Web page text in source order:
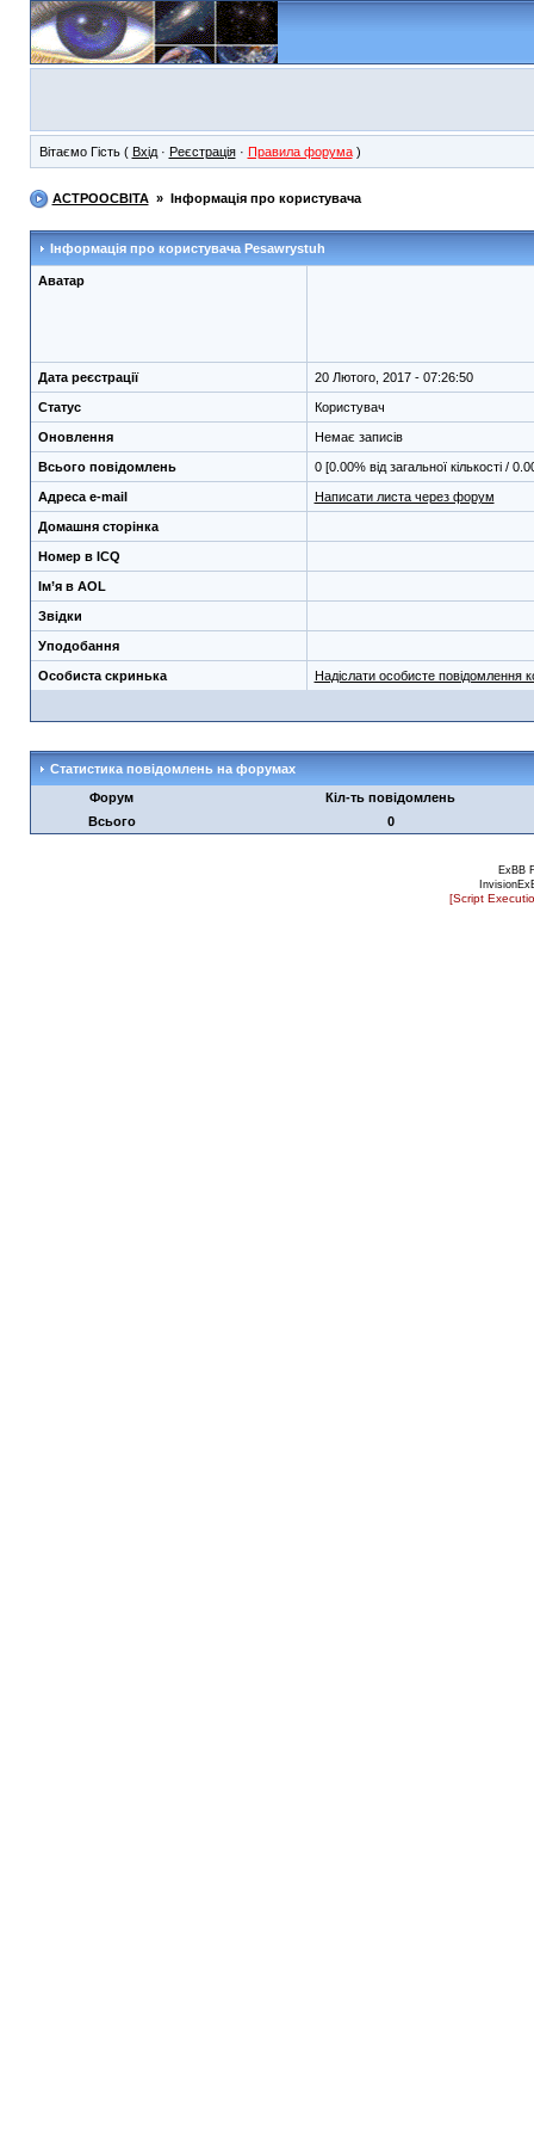
Вітаємо Гість ( Вхід· Реєстрація· Правила форума)
АСТРООСВІТА» Інформація про користувача
Інформація про користувача Pesawrystuh
Аватар
Дата реєстрації 20 Лютого, 2017 - 07:26:50
Статус Користувач
Оновлення Немає записів
Всього повідомлень 0 [0.00% від загальної кількості /
Адреса e-mail Написати листа через форум
Домашня сторінка
Номер в ICQ
Ім’я в AOL
Звідки
Уподобання
Особиста скринька Надіслати особисте повідомлення
Статистика повідомлень на форумах
Форум
Кіл-ть повідомлень
Всього
0
ExBB
[Script